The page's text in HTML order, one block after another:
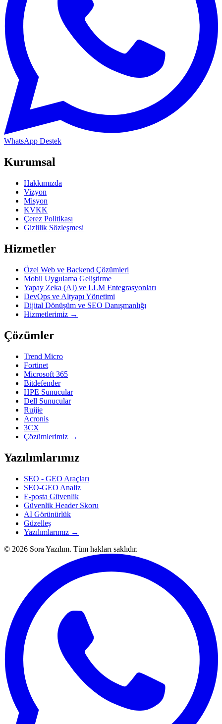
WhatsApp Destek
Kurumsal
Hakkımızda
Vizyon
Misyon
KVKK
Çerez Politikası
Gizlilik Sözleşmesi
Hizmetler
Özel Web ve Backend Çözümleri
Mobil Uygulama Geliştirme
Yapay Zeka (AI) ve LLM Entegrasyonları
DevOps ve Altyapı Yönetimi
Dijital Dönüşüm ve SEO Danışmanlığı
Hizmetlerimiz →
Çözümler
Trend Micro
Fortinet
Microsoft 365
Bitdefender
HPE Sunucular
Dell Sunucular
Ruijie
Acronis
3CX
Çözümlerimiz →
Yazılımlarımız
SEO - GEO Araçları
SEO-GEO Analiz
E-posta Güvenlik
Güvenlik Header Skoru
AI Görünürlük
Güzelleş
Yazılımlarımız →
© 2026 Sora Yazılım. Tüm hakları saklıdır.